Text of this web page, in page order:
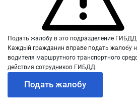
Подать жалобу в это подразделение ГИБДД
Каждый гражданин вправе подать жалобу
водителя маршрутного транспортного
действия сотрудников ГИБДД.
Подать жалобу